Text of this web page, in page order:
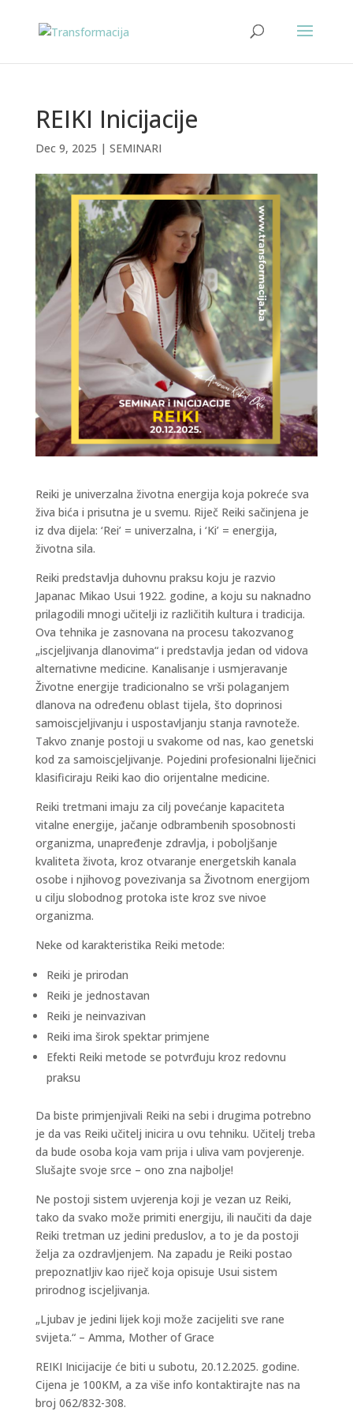
REIKI Inicijacije
Dec 9, 2025 | SEMINARI
Reiki je univerzalna životna energija koja pokreće sva
živa bića i prisutna je u svemu. Riječ Reiki sačinjena je
iz dva dijela: ‘Rei’ = univerzalna, i ‘Ki’ = energija,
životna sila.
Reiki predstavlja duhovnu praksu koju je razvio
Japanac Mikao Usui 1922. godine, a koju su naknadno
prilagodili mnogi učitelji iz različitih kultura i tradicija.
Ova tehnika je zasnovana na procesu takozvanog
„iscjeljivanja dlanovima“ i predstavlja jedan od vidova
alternativne medicine. Kanalisanje i usmjeravanje
Životne energije tradicionalno se vrši polaganjem
dlanova na određenu oblast tijela, što doprinosi
samoiscjeljivanju i uspostavljanju stanja ravnoteže.
Takvo znanje postoji u svakome od nas, kao genetski
kod za samoiscjeljivanje. Pojedini profesionalni liječnici
klasificiraju Reiki kao dio orijentalne medicine.
Reiki tretmani imaju za cilj povećanje kapaciteta
vitalne energije, jačanje odbrambenih sposobnosti
organizma, unapređenje zdravlja, i poboljšanje
kvaliteta života, kroz otvaranje energetskih kanala
osobe i njihovog povezivanja sa Životnom energijom
u cilju slobodnog protoka iste kroz sve nivoe
organizma.
Neke od karakteristika Reiki metode:
Reiki je prirodan
Reiki je jednostavan
Reiki je neinvazivan
Reiki ima širok spektar primjene
Efekti Reiki metode se potvrđuju kroz redovnu
praksu
Da biste primjenjivali Reiki na sebi i drugima potrebno
je da vas Reiki učitelj inicira u ovu tehniku. Učitelj treba
da bude osoba koja vam prija i uliva vam povjerenje.
Slušajte svoje srce – ono zna najbolje!
Ne postoji sistem uvjerenja koji je vezan uz Reiki,
tako da svako može primiti energiju, ili naučiti da daje
Reiki tretman uz jedini preduslov, a to je da postoji
želja za ozdravljenjem. Na zapadu je Reiki postao
prepoznatljiv kao riječ koja opisuje Usui sistem
prirodnog iscjeljivanja.
„Ljubav je jedini lijek koji može zacijeliti sve rane
svijeta.“ – Amma, Mother of Grace
REIKI Inicijacije će biti u subotu, 20.12.2025. godine.
Cijena je 100KM, a za više info kontaktirajte nas na
broj 062/832-308.